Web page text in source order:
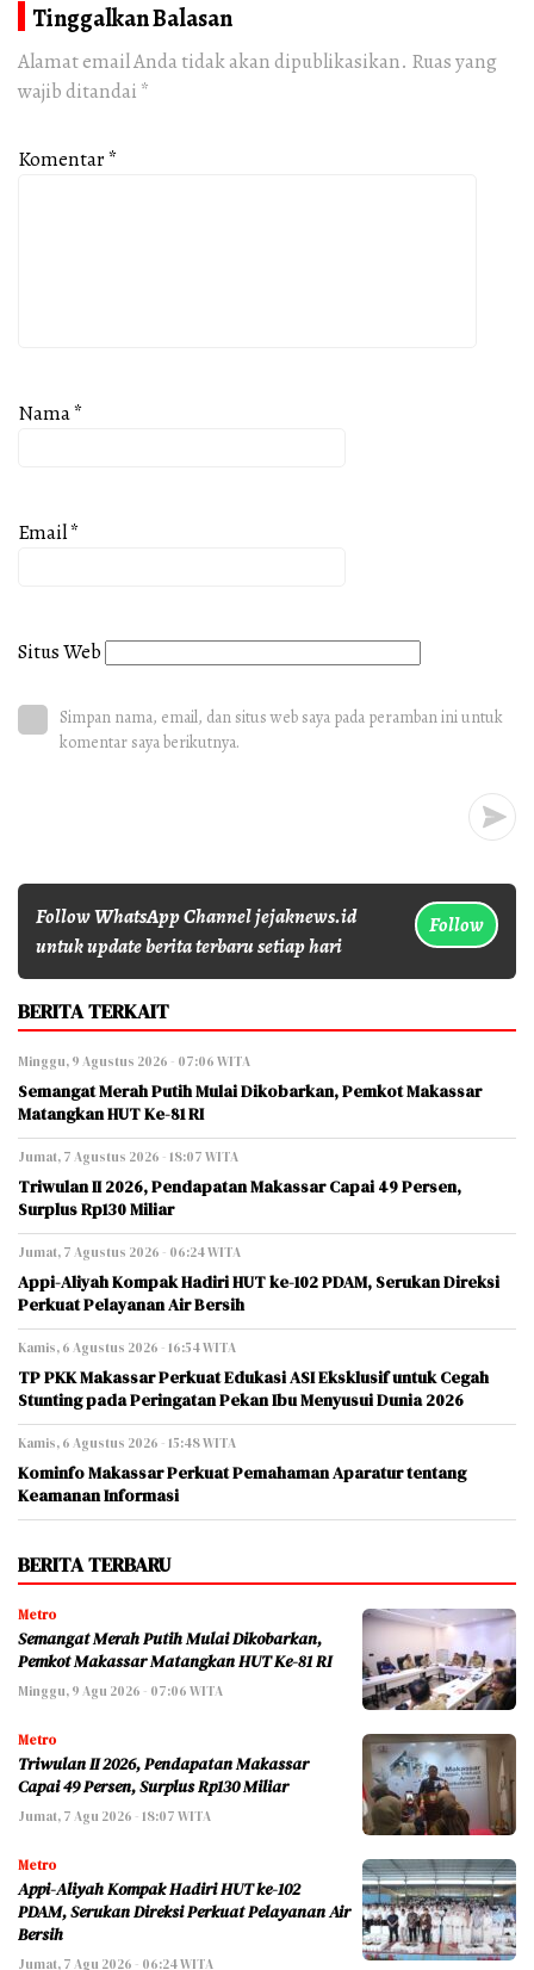
Tinggalkan Balasan
Alamat email Anda tidak akan dipublikasikan. Ruas yang
wajib ditandai *
Komentar*
Nama*
Email*
Situs Web
Simpan nama, email, dan situs web saya pada peramban ini untuk
komentar saya berikutnya.
Follow WhatsApp Channel jejaknews.id
untuk update berita terbaru setiap hari
Follow
BERITA TERKAIT
Minggu, 9 Agustus 2026 - 07:06 WITA
Semangat Merah Putih Mulai Dikobarkan, Pemkot Makassar
Matangkan HUT Ke-81 RI
Jumat, 7 Agustus 2026 - 18:07 WITA
Triwulan II 2026, Pendapatan Makassar Capai 49 Persen,
Surplus Rp130 Miliar
Jumat, 7 Agustus 2026 - 06:24 WITA
Appi-Aliyah Kompak Hadiri HUT ke-102 PDAM, Serukan Direksi
Perkuat Pelayanan Air Bersih
Kamis, 6 Agustus 2026 - 16:54 WITA
TP PKK Makassar Perkuat Edukasi ASI Eksklusif untuk Cegah
Stunting pada Peringatan Pekan Ibu Menyusui Dunia 2026
Kamis, 6 Agustus 2026 - 15:48 WITA
Kominfo Makassar Perkuat Pemahaman Aparatur tentang
Keamanan Informasi
BERITA TERBARU
Metro
Semangat Merah Putih Mulai Dikobarkan,
Pemkot Makassar Matangkan HUT Ke-81 RI
Minggu, 9 Agu 2026 - 07:06 WITA
Metro
Triwulan II 2026, Pendapatan Makassar
Capai 49 Persen, Surplus Rp130 Miliar
Jumat, 7 Agu 2026 - 18:07 WITA
Metro
Appi-Aliyah Kompak Hadiri HUT ke-102
PDAM, Serukan Direksi Perkuat Pelayanan Air
Bersih
Jumat, 7 Agu 2026 - 06:24 WITA